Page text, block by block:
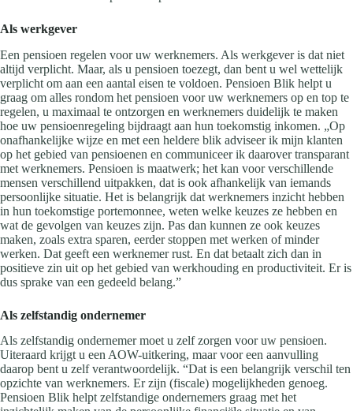
Als werkgever
Een pensioen regelen voor uw werknemers. Als werkgever is dat niet
altijd verplicht. Maar, als u pensioen toezegt, dan bent u wel wettelijk
verplicht om aan een aantal eisen te voldoen. Pensioen Blik helpt u
graag om alles rondom het pensioen voor uw werknemers op en top te
regelen, u maximaal te ontzorgen en werknemers duidelijk te maken
hoe uw pensioenregeling bijdraagt aan hun toekomstig inkomen. „Op
onafhankelijke wijze en met een heldere blik adviseer ik mijn klanten
op het gebied van pensioenen en communiceer ik daarover transparant
met werknemers. Pensioen is maatwerk; het kan voor verschillende
mensen verschillend uitpakken, dat is ook afhankelijk van iemands
persoonlijke situatie. Het is belangrijk dat werknemers inzicht hebben
in hun toekomstige portemonnee, weten welke keuzes ze hebben en
wat de gevolgen van keuzes zijn. Pas dan kunnen ze ook keuzes
maken, zoals extra sparen, eerder stoppen met werken of minder
werken. Dat geeft een werknemer rust. En dat betaalt zich dan in
positieve zin uit op het gebied van werkhouding en productiviteit. Er is
dus sprake van een gedeeld belang.”
Als zelfstandig ondernemer
Als zelfstandig ondernemer moet u zelf zorgen voor uw pensioen.
Uiteraard krijgt u een AOW-uitkering, maar voor een aanvulling
daarop bent u zelf verantwoordelijk. “Dat is een belangrijk verschil ten
opzichte van werknemers. Er zijn (fiscale) mogelijkheden genoeg.
Pensioen Blik helpt zelfstandige ondernemers graag met het